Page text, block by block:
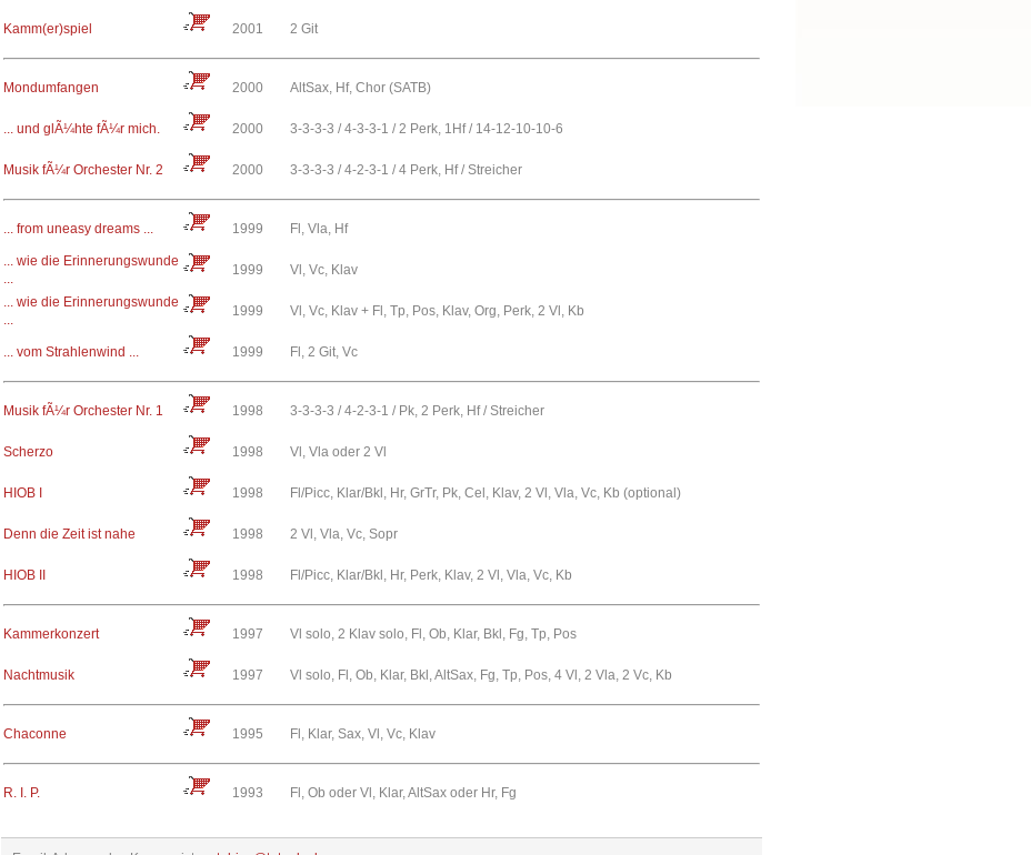
Kamm(er)spiel 2001 2 Git
Mondumfangen 2000 AltSax, Hf, Chor (SATB)
... und glÃ¼hte fÃ¼r mich. 2000 3-3-3-3 / 4-3-3-1 / 2 Perk, 1Hf / 14-12-10-10-6
Musik fÃ¼r Orchester Nr. 2 2000 3-3-3-3 / 4-2-3-1 / 4 Perk, Hf / Streicher
... from uneasy dreams ... 1999 Fl, Vla, Hf
... wie die Erinnerungswunde
1999 Vl, Vc, Klav
... wie die Erinnerungswunde
1999 Vl, Vc, Klav + Fl, Tp, Pos, Klav, Org, Perk, 2 Vl, Kb
... vom Strahlenwind ... 1999 Fl, 2 Git, Vc
Musik fÃ¼r Orchester Nr. 1 1998 3-3-3-3 / 4-2-3-1 / Pk, 2 Perk, Hf / Streicher
Scherzo 1998 Vl, Vla oder 2 Vl
HIOB I 1998 Fl/Picc, Klar/Bkl, Hr, GrTr, Pk, Cel, Klav, 2 Vl, Vla, Vc, Kb (optional)
Denn die Zeit ist nahe 1998 2 Vl, Vla, Vc, Sopr
HIOB II 1998 Fl/Picc, Klar/Bkl, Hr, Perk, Klav, 2 Vl, Vla, Vc, Kb
Kammerkonzert 1997 Vl solo, 2 Klav solo, Fl, Ob, Klar, Bkl, Fg, Tp, Pos
Nachtmusik 1997 Vl solo, Fl, Ob, Klar, Bkl, AltSax, Fg, Tp, Pos, 4 Vl, 2 Vla, 2 Vc, Kb
Chaconne 1995 Fl, Klar, Sax, Vl, Vc, Klav
R. I. P. 1993 Fl, Ob oder Vl, Klar, AltSax oder Hr, Fg